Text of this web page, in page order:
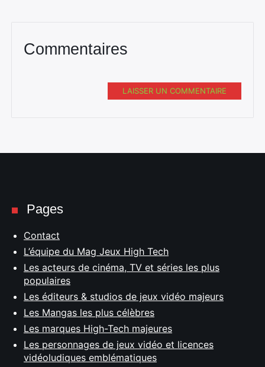
Commentaires
LAISSER UN COMMENTAIRE
Pages
Contact
L’équipe du Mag Jeux High Tech
Les acteurs de cinéma, TV et séries les plus
populaires
Les éditeurs & studios de jeux vidéo majeurs
Les Mangas les plus célèbres
Les marques High-Tech majeures
Les personnages de jeux vidéo et licences
vidéoludiques emblématiques